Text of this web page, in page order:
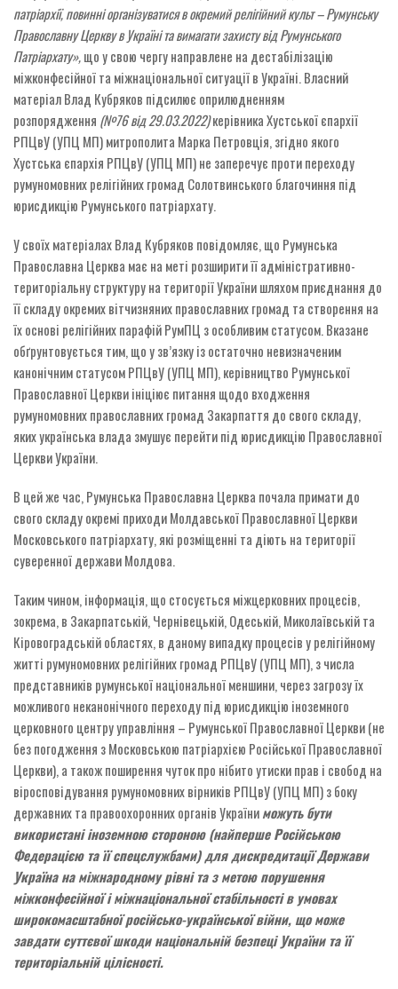
патріархії, повинні організуватися в окремий релігійний культ – Румунську
Православну Церкву в Україні та вимагати захисту від Румунського
Патріархату»,що у свою чергу направлене на дестабілізацію
міжконфесійної та міжнаціональної ситуації в Україні. Власний
матеріал Влад Кубряков підсилює оприлюдненням
розпорядження (№76 від 29.03.2022)керівника Хустської єпархії
РПЦвУ (УПЦ МП) митрополита Марка Петровція, згідно якого
Хустська єпархія РПЦвУ (УПЦ МП) не заперечує проти переходу
румуномовних релігійних громад Солотвинського благочиння під
юрисдикцію Румунського патріархату.
У своїх матеріалах Влад Кубряков повідомляє, що Румунська
Православна Церква має на меті розширити її адміністративно-
територіальну структуру на території України шляхом приєднання до
її складу окремих вітчизняних православних громад та створення на
їх основі релігійних парафій РумПЦ з особливим статусом. Вказане
обґрунтовується тим, що у зв’язку із остаточно невизначеним
канонічним статусом РПЦвУ (УПЦ МП), керівництво Румунської
Православної Церкви ініціює питання щодо входження
румуномовних православних громад Закарпаття до свого складу,
яких українська влада змушує перейти під юрисдикцію Православної
Церкви України.
В цей же час, Румунська Православна Церква почала примати до
свого складу окремі приходи Молдавської Православної Церкви
Московського патріархату, які розміщенні та діють на території
суверенної держави Молдова.
Таким чином, інформація, що стосується міжцерковних процесів,
зокрема, в Закарпатській, Чернівецькій, Одеській, Миколаївській та
Кіровоградській областях, в даному випадку процесів у релігійному
житті румуномовних релігійних громад РПЦвУ (УПЦ МП), з числа
представників румунської національної меншини, через загрозу їх
можливого неканонічного переходу під юрисдикцію іноземного
церковного центру управління – Румунської Православної Церкви (не
без погодження з Московською патріархією Російської Православної
Церкви), а також поширення чуток про нібито утиски прав і свобод на
віросповідування румуномовних вірників РПЦвУ (УПЦ МП) з боку
державних та правоохоронних органів Україниможуть бути
використані іноземною стороною (найперше Російською
Федерацією та її спецслужбами) для дискредитації Держави
Україна на міжнародному рівні та з метою порушення
міжконфесійної і міжнаціональної стабільності в умовах
широкомасштабної російсько-української війни, що може
завдати суттєвої шкоди національній безпеці України та її
територіальній цілісності.